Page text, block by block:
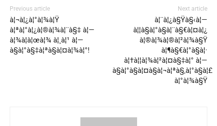
Previous article
à¦¬à¦¿à¦°à¦¾à¦Ÿ
à¦ªà¦°à¦¿à¦®à¦¾à¦¨à§‡ à¦—
à¦¾à¦à¦œà¦¾ à¦¸à¦¹ à¦—
à§à¦°à§‡à¦ªà§à¦¤à¦¾à¦°!
Next article
à¦¨à¦¿à§Ÿà§‹à¦—
à¦¦à§à¦°à§à¦¨à§€à¦¤à¦¿
à¦®à¦¾à¦®à¦²à¦¾à§Ÿ
à¦¶à§€à¦°à§à¦·
à¦†à¦¦à¦¾à¦²à¦¤à§‡à¦° à¦—
à§à¦°à§à¦¤à§à¦¬à¦ªà§‚à¦°à§à¦£
à¦°à¦¾à§Ÿ